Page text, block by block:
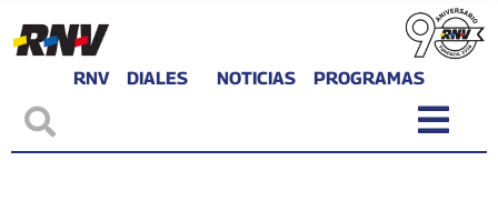
RNV DIALES NOTICIAS PROGRAMAS